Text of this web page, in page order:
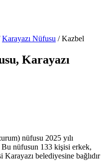
Karayazı Nüfusu /Kazbel
Karayazı
nüfusu 2025 yılı
nüfusun 133 kişisi erkek,
belediyesine bağlıdır